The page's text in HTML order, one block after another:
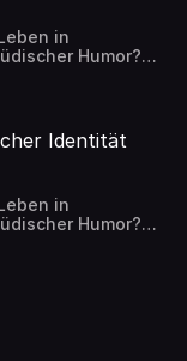
in
Humor?
Themen
mit ihren
Identität
in
Humor?
Themen
mit ihren